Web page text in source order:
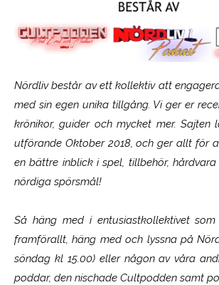
Nördliv består av ett kollektiv att
med sin egen unika tillgång. Vi ger er
krönikor, guider och mycket mer. Sajten
utförande Oktober 2018, och ger allt för
en bättre inblick i spel, tillbehör,
nördiga spörsmål!
Så häng med i entusiastkollektivet
framförallt, häng med och lyssna på
söndag kl 15.00) eller någon av våra
poddar, den nischade Cultpodden samt